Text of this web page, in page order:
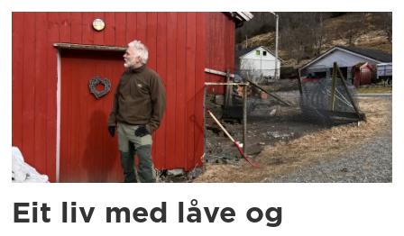
Eit liv med låve og